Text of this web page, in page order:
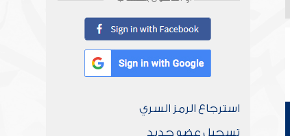
استرجاع الرمز السري
تسجيل عضو جديد